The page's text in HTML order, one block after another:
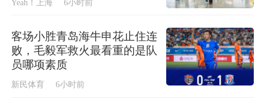
Yeah！上海 6小时前
客场小胜青岛海牛申花止住连
败，毛毅军救火最看重的是队
员哪项素质
新民体育 6小时前